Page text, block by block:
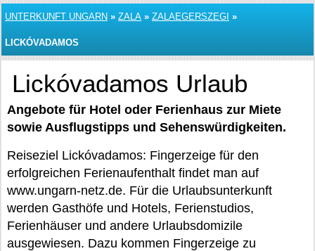
UNTERKUNFT UNGARN » ZALA » ZALAEGERSZEGI »
LICKÓVADAMOS
Lickóvadamos Urlaub
Angebote für Hotel oder Ferienhaus zur Miete
sowie Ausflugstipps und Sehenswürdigkeiten.
Reiseziel Lickóvadamos: Fingerzeige für den
erfolgreichen Ferienaufenthalt findet man auf
www.ungarn-netz.de. Für die Urlaubsunterkunft
werden Gasthöfe und Hotels, Ferienstudios,
Ferienhäuser und andere Urlaubsdomizile
ausgewiesen. Dazu kommen Fingerzeige zu